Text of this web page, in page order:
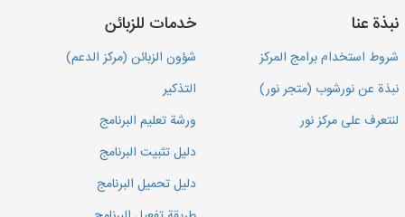
نبذة عنا
شروط استخدام برامج المركز
نبذة عن نورشوب (متجر نور)
لنتعرف على مركز نور
خدمات للزبائن
شؤون الزبائن (مركز الدعم)
التذكير
ورشة تعليم البرنامج
دليل تثبيت البرنامج
دليل تحميل البرنامج